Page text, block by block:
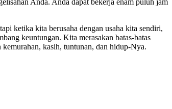
ketika kita berusaha dengan usaha kita sendiri,
keuntungan. Kita merasakan batas-batas
kasih, tuntunan, dan hidup-Nya.